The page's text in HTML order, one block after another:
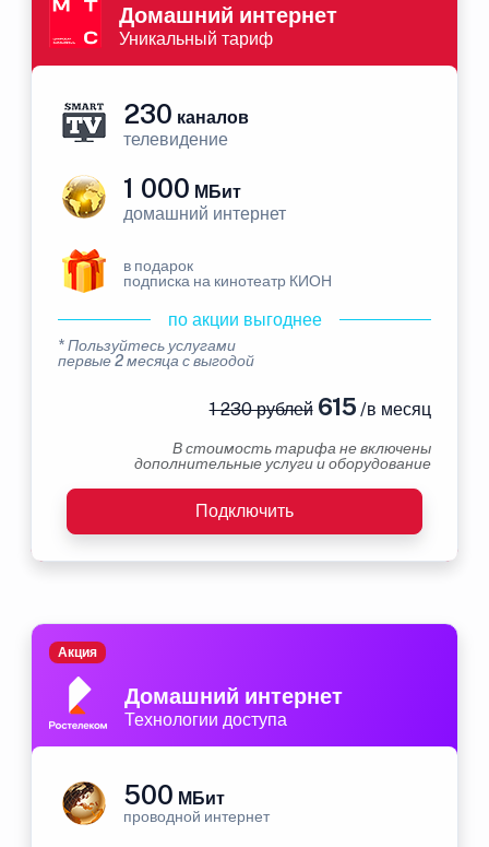
Домашний интернет
Уникальный тариф
230 каналов
телевидение
1 000 МБит
домашний интернет
в подарок
подписка на кинотеатр КИОН
по акции выгоднее
* Пользуйтесь услугами
первые 2 месяца с выгодой
1 230 рублей615 /в месяц
В стоимость тарифа не включены
дополнительные услуги и оборудование
Подключить
Домашний интернет
Технологии доступа
Акция
500 МБит
проводной интернет